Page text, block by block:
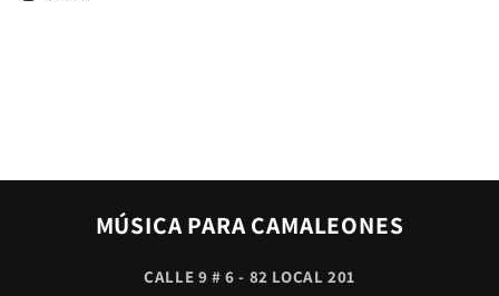
MÚSICA PARA CAMALEONES
CALLE 9 # 6 - 82 LOCAL 201